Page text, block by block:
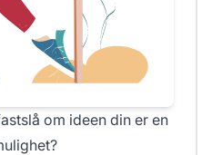
om ideen din er en